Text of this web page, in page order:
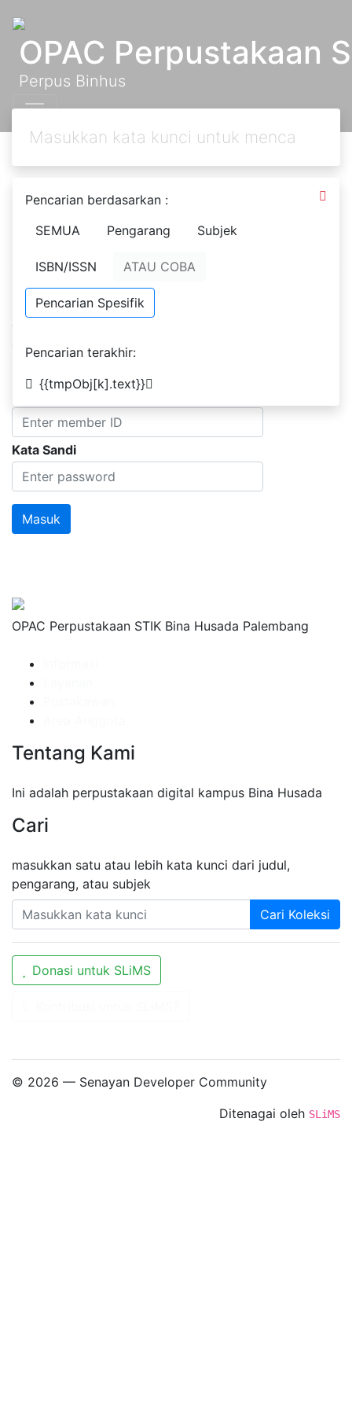
OPAC Perpustakaan
Perpus Binhus
Pencarian berdasarkan :
SEMUA
Pengarang Subjek
ISBN/ISSN ATAU COBA
Pencarian Spesifik
Pencarian terakhir:
{{tmpObj[k].text}}
Masuk Anggota
Perpustakaan
Masukan ID anggota serta kata sandi yang diberikan
oleh administrator sistem perpustakaan. Jika Anda
anggota perpustakaan namun belum memiliki kata
sandi, hubungi staf perpustakaan.
ID Anggota
Kata Sandi
OPAC Perpustakaan STIK Bina Husada Palembang
Tentang Kami
Ini adalah perpustakaan digital kampus Bina Husada
Cari
masukkan satu atau lebih kata kunci dari judul,
pengarang, atau subjek
Cari Koleksi
Donasi untuk SLiMS
© 2026 — Senayan Developer Community
Ditenagai oleh SLiMS